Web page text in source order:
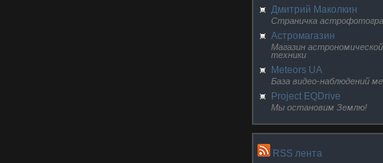
Дмитрий Маколкин
Страничка
Астромагазин
Магазин астрономической
техники
Meteors UA
База видео-наблюдений
Project EQDrive
Мы остановим Землю!
RSS лента